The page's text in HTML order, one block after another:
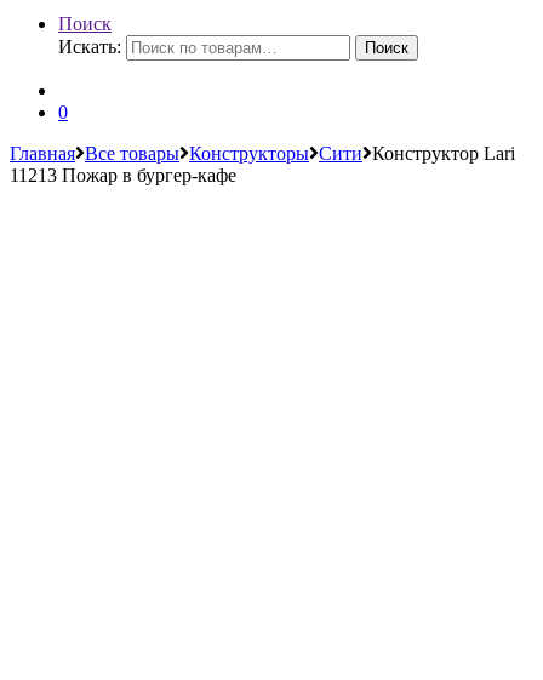
Поиск
Искать:
Поиск
0
Главная Все товары Конструкторы Сити Конструктор Lari
11213 Пожар в бургер-кафе